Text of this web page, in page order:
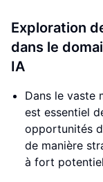
Exploration
dans le
IA
Dans le vaste
est essentiel
opportunités
de manière
à fort